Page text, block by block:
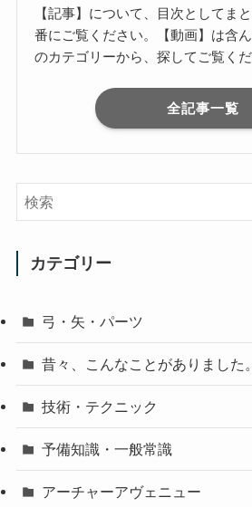
【記事】について、目次としてま
番にご覧ください。【動画】は含
のカテゴリーから、探してご覧くだ
全記事一覧
カテゴリー
弓・矢・パーツ
昔々、こんなことがありました。
技術・テクニック
予備知識・一般常識
アーチャーアヴェニュー